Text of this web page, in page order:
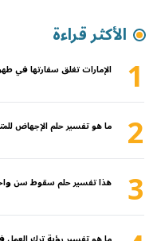
الأكثر قراءة
1 الإمارات تغلق سفارتها في
2 ما هو تفسير حلم الإجهاض
3 هذا تفسير حلم سقوط سن